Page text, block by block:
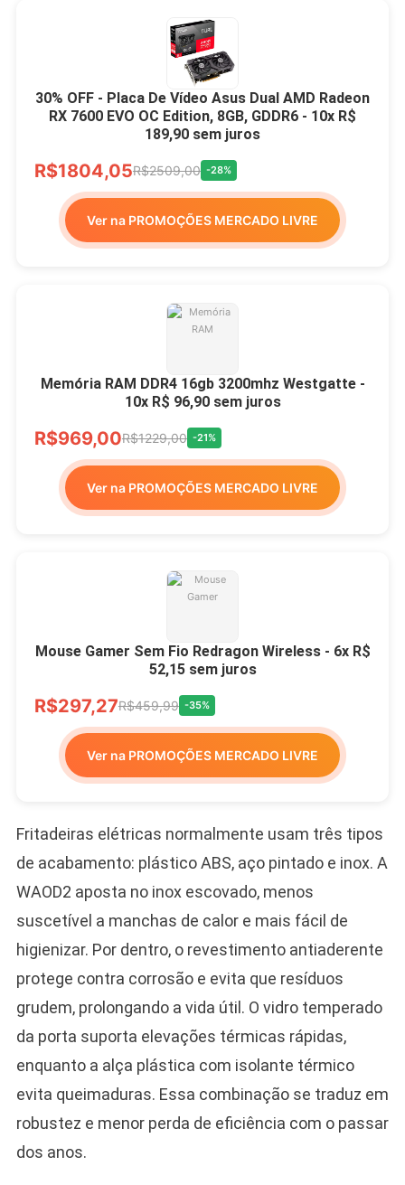
30% OFF - Placa De Vídeo Asus Dual AMD Radeon
RX 7600 EVO OC Edition, 8GB, GDDR6 - 10x R$
189,90 sem juros
R$1804,05R$2509,00 -28%
Ver na PROMOÇÕES MERCADO LIVRE
Memória RAM DDR4 16gb 3200mhz Westgatte -
10x R$ 96,90 sem juros
R$969,00R$1229,00 -21%
Ver na PROMOÇÕES MERCADO LIVRE
Mouse Gamer Sem Fio Redragon Wireless - 6x R$
52,15 sem juros
R$297,27R$459,99 -35%
Ver na PROMOÇÕES MERCADO LIVRE
Fritadeiras elétricas normalmente usam três tipos
de acabamento: plástico ABS, aço pintado e inox. A
WAOD2 aposta no inox escovado, menos
suscetível a manchas de calor e mais fácil de
higienizar. Por dentro, o revestimento antiaderente
protege contra corrosão e evita que resíduos
grudem, prolongando a vida útil. O vidro temperado
da porta suporta elevações térmicas rápidas,
enquanto a alça plástica com isolante térmico
evita queimaduras. Essa combinação se traduz em
robustez e menor perda de eficiência com o passar
dos anos.